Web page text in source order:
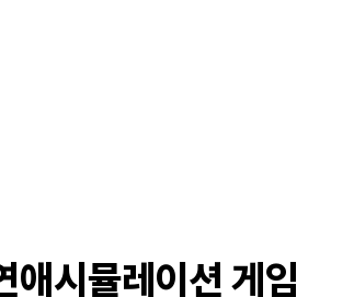
시뮬레이션 게임